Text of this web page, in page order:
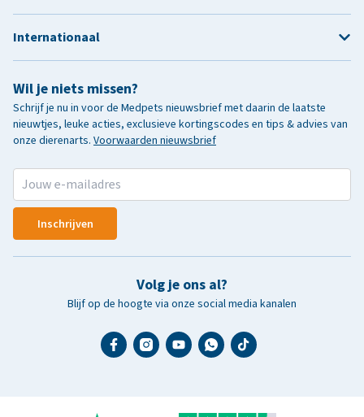
Wil je niets missen?
Schrijf je nu in voor de Medpets nieuwsbrief met daarin de laatste
nieuwtjes, leuke acties, exclusieve kortingscodes en tips & advies van
onze dierenarts. Voorwaarden nieuwsbrief
Inschrijven
Volg je ons al?
Blijf op de hoogte via onze social media kanalen
Internationaal